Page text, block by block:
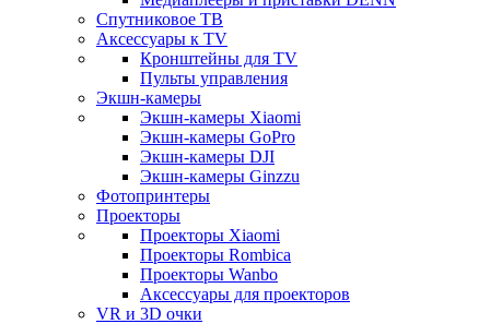
Спутниковое ТВ
Аксессуары к TV
Кронштейны для TV
Пульты управления
Экшн-камеры
Экшн-камеры Xiaomi
Экшн-камеры GoPro
Экшн-камеры DJI
Экшн-камеры Ginzzu
Фотопринтеры
Проекторы
Проекторы Xiaomi
Проекторы Rombica
Проекторы Wanbo
Аксессуары для проекторов
VR и 3D очки